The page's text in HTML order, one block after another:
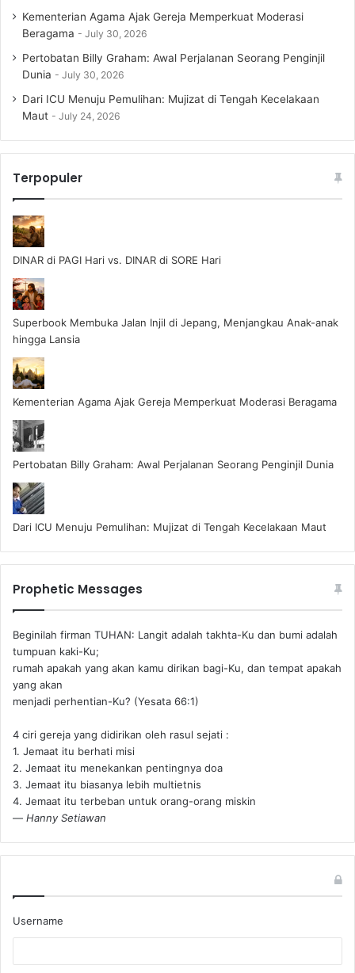
Kementerian Agama Ajak Gereja Memperkuat Moderasi
Beragama
July 30, 2026
Pertobatan Billy Graham: Awal Perjalanan Seorang Penginjil
Dunia
July 30, 2026
Dari ICU Menuju Pemulihan: Mujizat di Tengah Kecelakaan
Maut
July 24, 2026
Terpopuler
DINAR di PAGI Hari vs. DINAR di SORE Hari
Superbook Membuka Jalan Injil di Jepang, Menjangkau Anak-anak
hingga Lansia
Kementerian Agama Ajak Gereja Memperkuat Moderasi Beragama
Pertobatan Billy Graham: Awal Perjalanan Seorang Penginjil Dunia
Dari ICU Menuju Pemulihan: Mujizat di Tengah Kecelakaan Maut
Prophetic Messages
Beginilah firman TUHAN: Langit adalah takhta-Ku dan bumi adalah
tumpuan kaki-Ku;
rumah apakah yang akan kamu dirikan bagi-Ku, dan tempat apakah
yang akan
menjadi perhentian-Ku? (Yesata 66:1) ‪
4 ciri gereja yang didirikan oleh rasul sejati :
1. Jemaat itu berhati misi
2. Jemaat itu menekankan pentingnya doa
3. Jemaat itu biasanya lebih multietnis
4. Jemaat itu terbeban untuk orang-orang miskin
— Hanny Setiawan
Username